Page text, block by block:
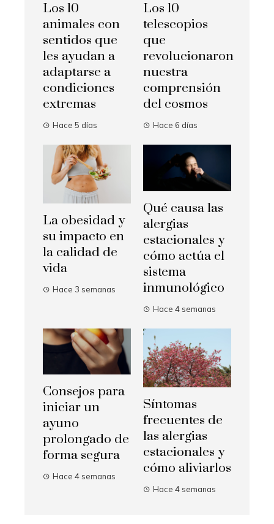
Los 10
animales con
sentidos que
les ayudan a
adaptarse a
condiciones
extremas
Hace 5 días
Los 10
telescopios
que
revolucionaron
nuestra
comprensión
del cosmos
Hace 6 días
La obesidad y
su impacto en
la calidad de
vida
Hace 3 semanas
Qué causa las
alergias
estacionales y
cómo actúa el
sistema
inmunológico
Hace 4 semanas
Consejos para
iniciar un
ayuno
prolongado de
forma segura
Hace 4 semanas
Síntomas
frecuentes de
las alergias
estacionales y
cómo aliviarlos
Hace 4 semanas